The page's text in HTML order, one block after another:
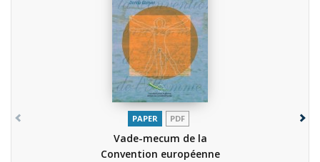
PAPER PDF
Vade-mecum de la
Convention européenne